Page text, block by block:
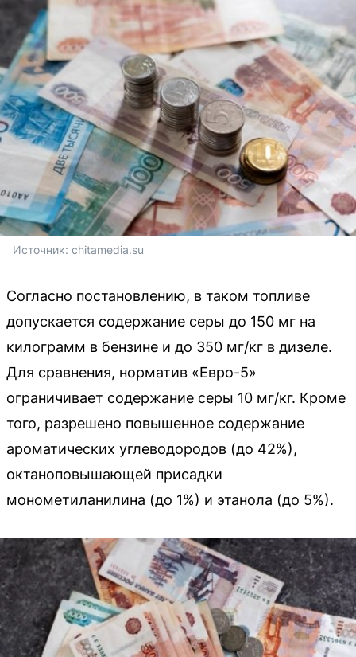
Источник: chitamedia.su
Согласно постановлению, в таком топливе
допускается содержание серы до 150 мг на
килограмм в бензине и до 350 мг/кг в дизеле.
Для сравнения, норматив «Евро-5»
ограничивает содержание серы 10 мг/кг. Кроме
того, разрешено повышенное содержание
ароматических углеводородов (до 42%),
октаноповышающей присадки
монометиланилина (до 1%) и этанола (до 5%).